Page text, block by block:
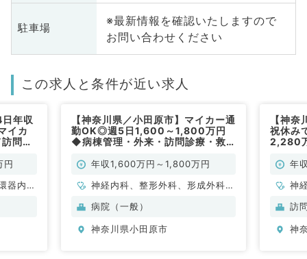
駐車場
※最新情報を確認いたしますので
お問い合わせください
この求人と条件が近い求人
年収
イカ
問診
円
器内
【神奈川県／小田原市】マイカー通
勤OK◎週5日1,600～1,800万円
◆病棟管理・外来・訪問診療・救
定病院（内科系・外科系／常勤）
年収1,600万円～1,800万円
神経内科、整形外科、形成外科、
脳神経外科、呼吸器外科、心臓血
環器内科、呼吸器内科、消化器内
病院（一般）
神奈川県小田原市
【神
祝休み
2,280
年
神
科
内
訪
神